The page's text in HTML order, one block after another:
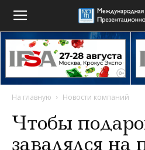
На главную Новости компаний
Чтобы
завалялся на